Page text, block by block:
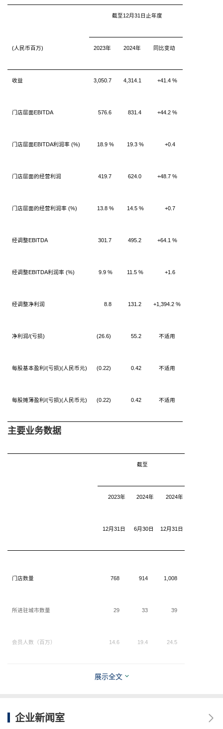
截至12月31日止年度
(人民币百万) 2023年 2024年 同比变动
收益 3,050.7 4,314.1 +41.4 %
门店层面EBITDA 576.6 831.4 +44.2 %
门店层面EBITDA利润率 (%) 18.9 % 19.3 % +0.4
门店层面的经营利润 419.7 624.0 +48.7 %
门店层面的经营利润率 (%) 13.8 % 14.5 % +0.7
经调整EBITDA 301.7 495.2 +64.1 %
经调整EBITDA利润率 (%) 9.9 % 11.5 % +1.6
经调整净利润 8.8 131.2 +1,394.2 %
净利润/(亏损) (26.6) 55.2 不适用
每股基本盈利/(亏损)(人民币元) (0.22) 0.42 不适用
每股摊薄盈利/(亏损)(人民币元) (0.22) 0.42 不适用
主要业务数据
截至
2023年 2024年 2024年
12月31日 6月30日 12月31日
门店数量 768 914 1,008
所进驻城市数量 29 33 39
会员人数（百万） 14.6 19.4 24.5
展示全文
企业新闻室